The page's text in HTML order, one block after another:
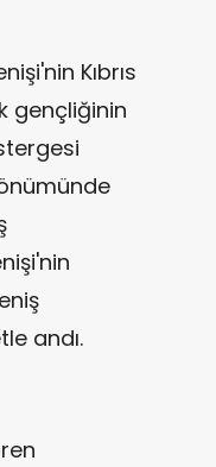
Kıbrıs
gençliğinin
andı.